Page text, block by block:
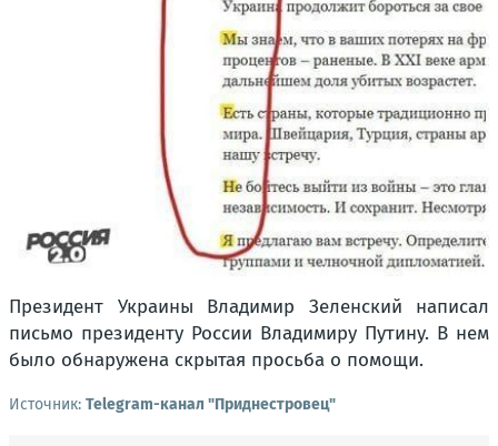
Президент Украины Владимир Зеленский написал
письмо президенту России Владимиру Путину. В нем
было обнаружена скрытая просьба о помощи.
Источник: Telegram-канал "Приднестровец"